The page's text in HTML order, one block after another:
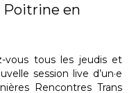
Poitrine en
vous tous les jeudis et
session live d’un·e
Rencontres Trans